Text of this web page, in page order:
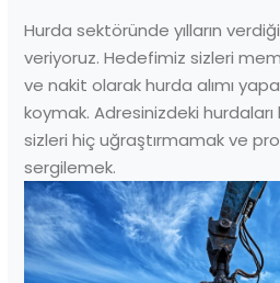
Hurda sektöründe yılların
veriyoruz. Hedefimiz sizleri
ve nakit olarak hurda alımı
koymak. Adresinizdeki hurdaları
sizleri hiç uğraştırmamak ve
sergilemek.